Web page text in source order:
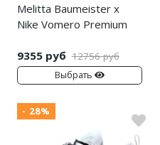
Melitta Baumeister x
Nike Vomero Premium
9355 руб 12756 руб
Выбрать
- 28%